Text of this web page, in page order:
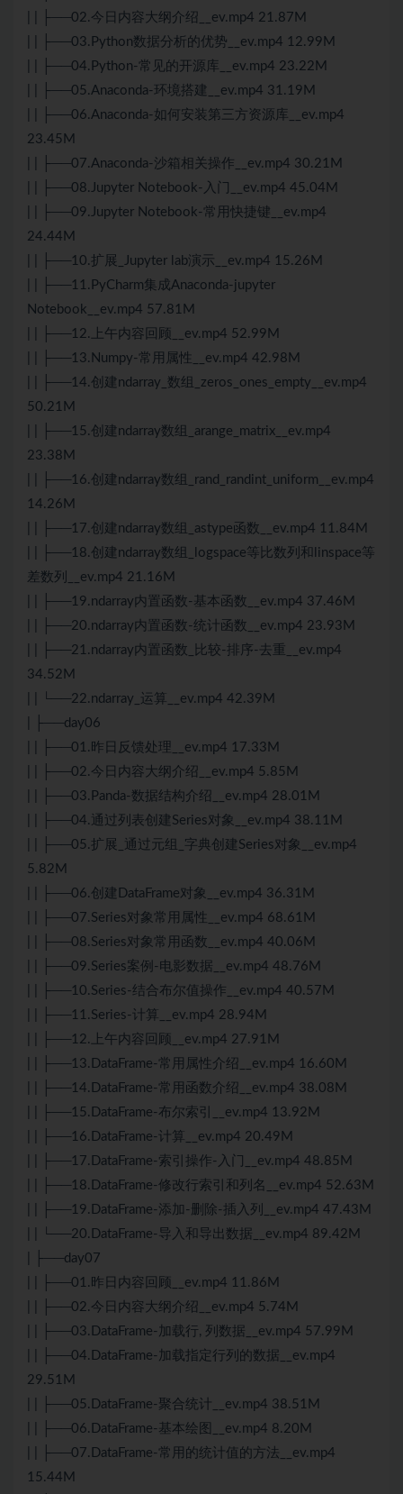
| | ├──02.今日内容大纲介绍__ev.mp4 21.87M
| | ├──03.Python数据分析的优势__ev.mp4 12.99M
| | ├──04.Python-常见的开源库__ev.mp4 23.22M
| | ├──05.Anaconda-环境搭建__ev.mp4 31.19M
| | ├──06.Anaconda-如何安装第三方资源库__ev.mp4
23.45M
| | ├──07.Anaconda-沙箱相关操作__ev.mp4 30.21M
| | ├──08.Jupyter Notebook-入门__ev.mp4 45.04M
| | ├──09.Jupyter Notebook-常用快捷键__ev.mp4
24.44M
| | ├──10.扩展_Jupyter lab演示__ev.mp4 15.26M
| | ├──11.PyCharm集成Anaconda-jupyter
Notebook__ev.mp4 57.81M
| | ├──12.上午内容回顾__ev.mp4 52.99M
| | ├──13.Numpy-常用属性__ev.mp4 42.98M
| | ├──14.创建ndarray_数组_zeros_ones_empty__ev.mp4
50.21M
| | ├──15.创建ndarray数组_arange_matrix__ev.mp4
23.38M
| | ├──16.创建ndarray数组_rand_randint_uniform__ev.mp4
14.26M
| | ├──17.创建ndarray数组_astype函数__ev.mp4 11.84M
| | ├──18.创建ndarray数组_logspace等比数列和linspace等
差数列__ev.mp4 21.16M
| | ├──19.ndarray内置函数-基本函数__ev.mp4 37.46M
| | ├──20.ndarray内置函数-统计函数__ev.mp4 23.93M
| | ├──21.ndarray内置函数_比较-排序-去重__ev.mp4
34.52M
| | └──22.ndarray_运算__ev.mp4 42.39M
| ├──day06
| | ├──01.昨日反馈处理__ev.mp4 17.33M
| | ├──02.今日内容大纲介绍__ev.mp4 5.85M
| | ├──03.Panda-数据结构介绍__ev.mp4 28.01M
| | ├──04.通过列表创建Series对象__ev.mp4 38.11M
| | ├──05.扩展_通过元组_字典创建Series对象__ev.mp4
5.82M
| | ├──06.创建DataFrame对象__ev.mp4 36.31M
| | ├──07.Series对象常用属性__ev.mp4 68.61M
| | ├──08.Series对象常用函数__ev.mp4 40.06M
| | ├──09.Series案例-电影数据__ev.mp4 48.76M
| | ├──10.Series-结合布尔值操作__ev.mp4 40.57M
| | ├──11.Series-计算__ev.mp4 28.94M
| | ├──12.上午内容回顾__ev.mp4 27.91M
| | ├──13.DataFrame-常用属性介绍__ev.mp4 16.60M
| | ├──14.DataFrame-常用函数介绍__ev.mp4 38.08M
| | ├──15.DataFrame-布尔索引__ev.mp4 13.92M
| | ├──16.DataFrame-计算__ev.mp4 20.49M
| | ├──17.DataFrame-索引操作-入门__ev.mp4 48.85M
| | ├──18.DataFrame-修改行索引和列名__ev.mp4 52.63M
| | ├──19.DataFrame-添加-删除-插入列__ev.mp4 47.43M
| | └──20.DataFrame-导入和导出数据__ev.mp4 89.42M
| ├──day07
| | ├──01.昨日内容回顾__ev.mp4 11.86M
| | ├──02.今日内容大纲介绍__ev.mp4 5.74M
| | ├──03.DataFrame-加载行, 列数据__ev.mp4 57.99M
| | ├──04.DataFrame-加载指定行列的数据__ev.mp4
29.51M
| | ├──05.DataFrame-聚合统计__ev.mp4 38.51M
| | ├──06.DataFrame-基本绘图__ev.mp4 8.20M
| | ├──07.DataFrame-常用的统计值的方法__ev.mp4
15.44M